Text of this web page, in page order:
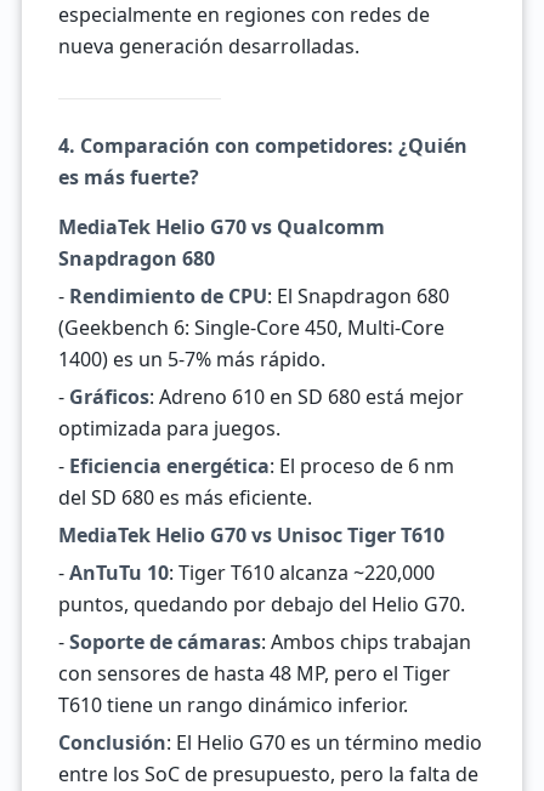
especialmente en regiones con redes de
nueva generación desarrolladas.
4. Comparación con competidores: ¿Quién
es más fuerte?
MediaTek Helio G70 vs Qualcomm
Snapdragon 680
- Rendimiento de CPU: El Snapdragon 680
(Geekbench 6: Single-Core 450, Multi-Core
1400) es un 5-7% más rápido.
- Gráficos: Adreno 610 en SD 680 está mejor
optimizada para juegos.
- Eficiencia energética: El proceso de 6 nm
del SD 680 es más eficiente.
MediaTek Helio G70 vs Unisoc Tiger T610
-AnTuTu 10: Tiger T610 alcanza ~220,000
puntos, quedando por debajo del Helio G70.
-Soporte de cámaras: Ambos chips trabajan
con sensores de hasta 48 MP, pero el Tiger
T610 tiene un rango dinámico inferior.
Conclusión: El Helio G70 es un término medio
entre los SoC de presupuesto, pero la falta de